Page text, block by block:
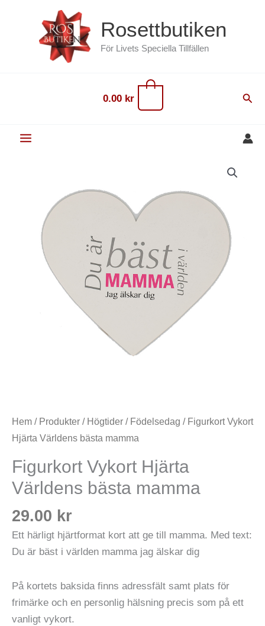
Rosettbutiken
För Livets Speciella Tillfällen
0.00 kr Sök
Hem / Produkter / Högtider / Födelsedag / Figurkort Vykort
Hjärta Världens bästa mamma
Figurkort Vykort Hjärta
Världens bästa mamma
29.00 kr
Ett härligt hjärtformat kort att ge till mamma. Med text:
Du är bäst i världen mamma jag älskar dig
På kortets baksida finns adressfält samt plats för
frimärke och en personlig hälsning precis som på ett
vanligt vykort.
Världens
mamma